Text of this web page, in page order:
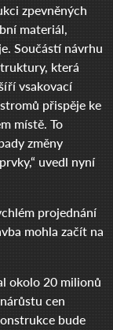
zpevněných
materiál,
Součástí návrhu
která
vsakovací
přispěje ke
místě. To
změny
uvedl nyní
projednání
mohla začít na
okolo 20 milionů
cen
bude